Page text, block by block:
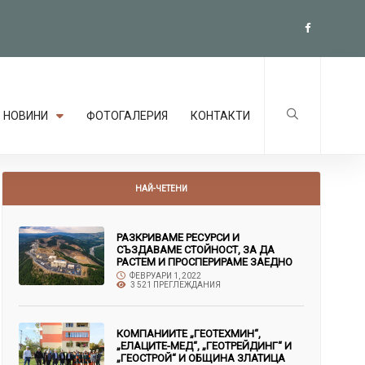
НОВИНИ ФОТОГАЛЕРИЯ КОНТАКТИ
НАЙ-ЧЕТЕНИ
РАЗКРИВАМЕ РЕСУРСИ И
СЪЗДАВАМЕ СТОЙНОСТ, ЗА ДА
РАСТЕМ И ПРОСПЕРИРАМЕ ЗАЕДНО
ФЕВРУАРИ 1, 2022
3 521 ПРЕГЛЕЖДАНИЯ
КОМПАНИИТЕ „ГЕОТЕХМИН“,
„ЕЛАЦИТЕ-МЕД“, „ГЕОТРЕЙДИНГ“ И
„ГЕОСТРОЙ“ И ОБЩИНА ЗЛАТИЦА